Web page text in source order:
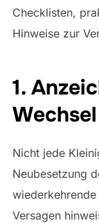
Checklisten,
Hinweise zur
1.
Nicht jede
Neubesetzung
Versagen